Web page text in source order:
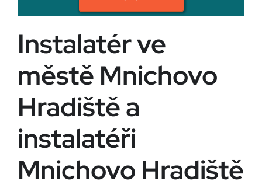
Instalatér ve
městě Mnichovo
Hradiště a
instalatéři
Mnichovo Hradiště